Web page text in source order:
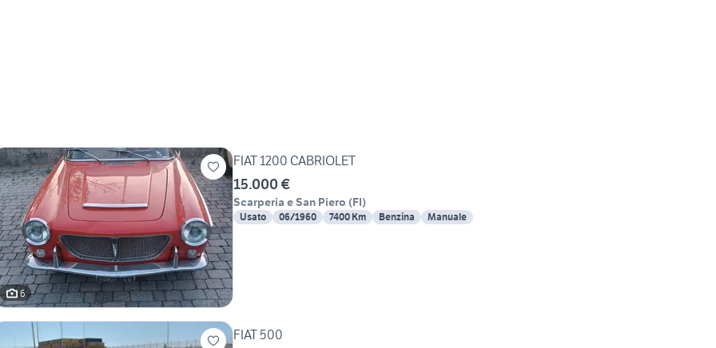
6
FIAT 1200 CABRIOLET
15.000 €
Scarperia e San Piero (FI)
Usato 06/1960 7400 Km Benzina Manuale
FIAT 500